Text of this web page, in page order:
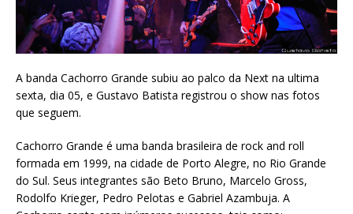
A banda Cachorro Grande subiu ao palco da Next na ultima
sexta, dia 05, e Gustavo Batista registrou o show nas fotos
que seguem.
Cachorro Grande é uma banda brasileira de rock and roll
formada em 1999, na cidade de Porto Alegre, no Rio Grande
do Sul. Seus integrantes são Beto Bruno, Marcelo Gross,
Rodolfo Krieger, Pedro Pelotas e Gabriel Azambuja. A